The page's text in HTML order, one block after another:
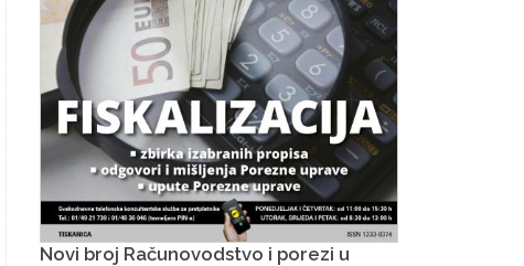
Novi broj Računovodstvo i porezi u